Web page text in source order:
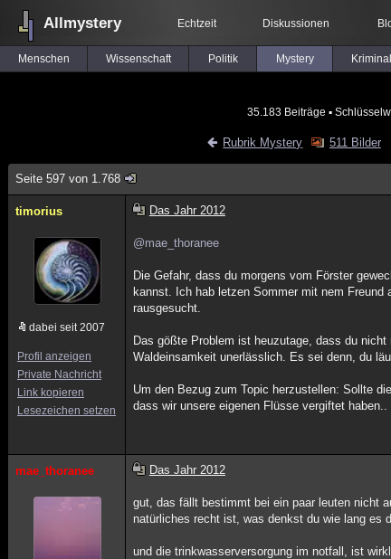
Allmystery Echtzeit Diskussionen
Menschen Wissenschaft Politik Mystery
35.183 Beiträge ▪
Rubrik Mystery 511 Bilder
Seite 597 von 1.768
timorius
dabei seit 2007
Profil anzeigen
Private Nachricht
Link kopieren
Lesezeichen setzen
Das Jahr 2012
@mae_thoranee
Die Gefahr, dass du morgens vom Förster
kannst. Ich hab letzen Sommer mit nem
rausgesucht.
Das gößte Problem ist heuzutage, dass du
Waldeinsamkeit unerlässlich. Es sei denn, du
Um den Bezug zum Topic herzustellen: Sollte
dass wir unsere eigenen Flüsse vergiftet haben..
mae_thoranee Das Jahr 2012
gut, das fällt bestimmt bei ein paar leuten nicht
natürliches recht ist, was denkst du wie lang es
und die trinkwasserversorgung im notfall, ist